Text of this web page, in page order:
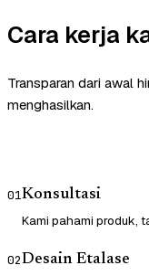
Cara kerja
Transparan dari awal
menghasilkan.
01Konsultasi
Kami pahami produk,
02Desain Etalase